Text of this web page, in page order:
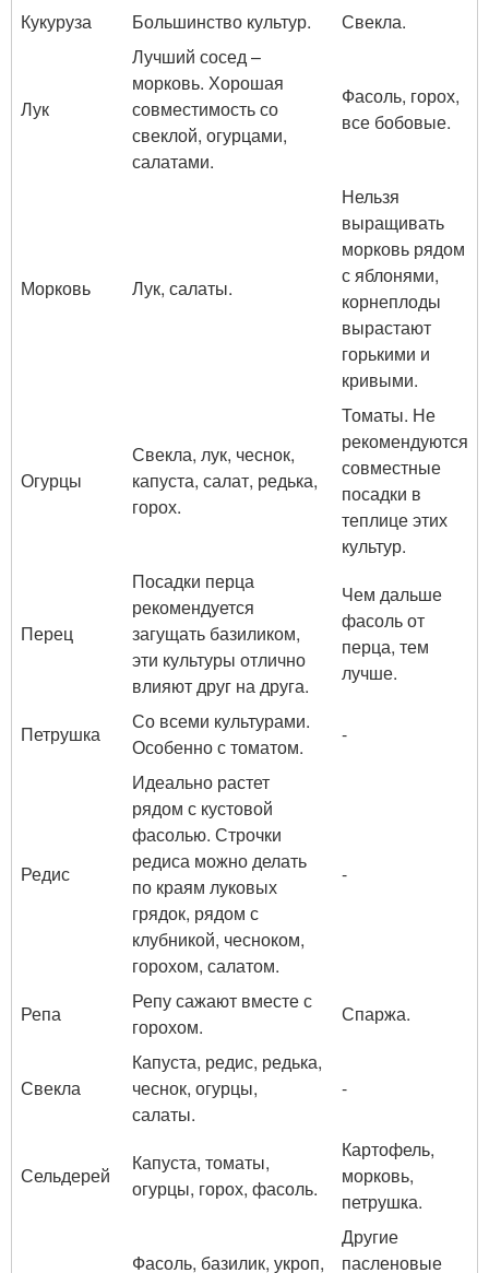
Кукуруза
Большинство культур. Свекла.
Лук
Лучший сосед –
морковь. Хорошая
совместимость со
свеклой, огурцами,
салатами.
Фасоль, горох,
все бобовые.
Морковь Лук, салаты.
Нельзя
выращивать
морковь рядом
с яблонями,
корнеплоды
вырастают
горькими и
кривыми.
Огурцы
Свекла, лук, чеснок,
капуста, салат, редька,
горох.
Томаты. Не
рекомендуются
совместные
посадки в
теплице этих
культур.
Перец
Посадки перца
рекомендуется
загущать базиликом,
эти культуры отлично
влияют друг на друга.
Чем дальше
фасоль от
перца, тем
лучше.
Петрушка
Со всеми культурами.
Особенно с томатом.
-
Редис
Идеально растет
рядом с кустовой
фасолью. Строчки
редиса можно делать
по краям луковых
грядок, рядом с
клубникой, чесноком,
горохом, салатом.
-
Репа
Репу сажают вместе с
горохом.
Спаржа.
Свекла
Капуста, редис, редька,
чеснок, огурцы,
салаты.
-
Сельдерей
Капуста, томаты,
огурцы, горох, фасоль.
Картофель,
морковь,
петрушка.
Фасоль, базилик, укроп,
Другие
пасленовые